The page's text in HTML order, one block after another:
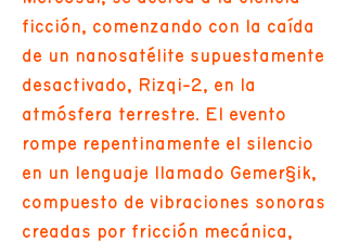
ficción, comenzando con la caída
de un nanosatélite supuestamente
desactivado, Rizqi-2, en la
atmósfera terrestre. El evento
rompe repentinamente el silencio
en un lenguaje llamado Gemer§ik,
compuesto de vibraciones sonoras
creadas por fricción mecánica,